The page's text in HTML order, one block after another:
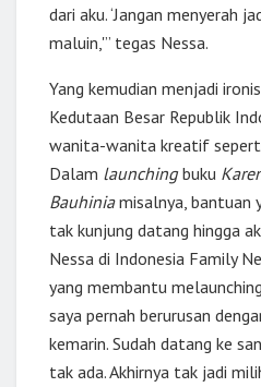
dari aku. ‘Jangan menyerah
maluin,'” tegas Nessa.
Yang kemudian menjadi
Kedutaan Besar Republik
wanita-wanita kreatif
Dalam launchingbuku
Bauhiniamisalnya, bantuan
tak kunjung datang hingga
Nessa di Indonesia Family
yang membantu
saya pernah berurusan
kemarin. Sudah datang ke
tak ada. Akhirnya tak jadi